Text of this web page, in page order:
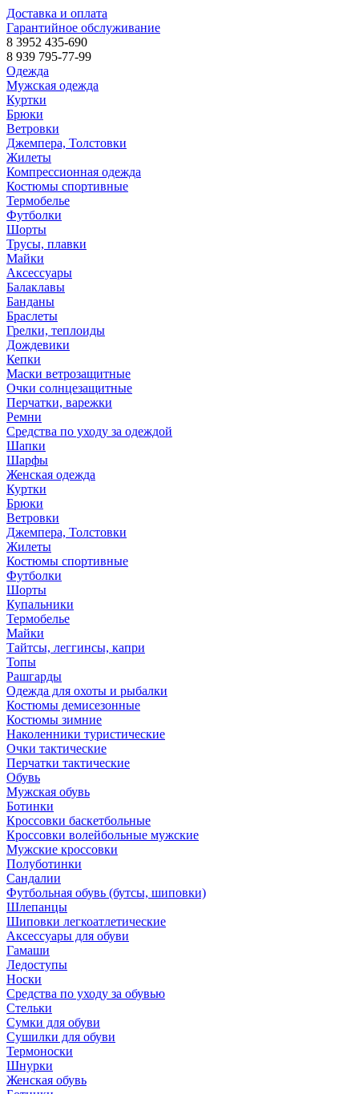
Доставка и оплата
Гарантийное обслуживание
8 3952 435-690
8 939 795-77-99
Одежда
Мужская одежда
Куртки
Брюки
Ветровки
Джемпера, Толстовки
Жилеты
Компрессионная одежда
Костюмы спортивные
Термобелье
Футболки
Шорты
Трусы, плавки
Майки
Аксессуары
Балаклавы
Банданы
Браслеты
Грелки, теплоиды
Дождевики
Кепки
Маски ветрозащитные
Очки солнцезащитные
Перчатки, варежки
Ремни
Средства по уходу за одеждой
Шапки
Шарфы
Женская одежда
Куртки
Брюки
Ветровки
Джемпера, Толстовки
Жилеты
Костюмы спортивные
Футболки
Шорты
Купальники
Термобелье
Майки
Тайтсы, леггинсы, капри
Топы
Рашгарды
Одежда для охоты и рыбалки
Костюмы демисезонные
Костюмы зимние
Наколенники туристические
Очки тактические
Перчатки тактические
Обувь
Мужская обувь
Ботинки
Кроссовки баскетбольные
Кроссовки волейбольные мужские
Мужские кроссовки
Полуботинки
Сандалии
Футбольная обувь (бутсы, шиповки)
Шлепанцы
Шиповки легкоатлетические
Аксессуары для обуви
Гамаши
Ледоступы
Носки
Средства по уходу за обувью
Стельки
Сумки для обуви
Сушилки для обуви
Термоноски
Шнурки
Женская обувь